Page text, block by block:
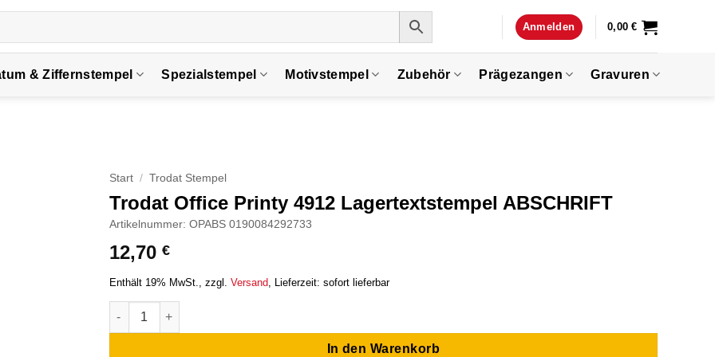
Anmelden 0,00€
& Ziffernstempel Spezialstempel Motivstempel Zubehör Prägezangen Gravuren
Start / Trodat Stempel
Trodat Office Printy 4912 Lagertextstempel ABSCHRIFT
Artikelnummer: OPABS 0190084292733
12,70 €
Enthält 19% MwSt. zzgl. Versand Lieferzeit: sofort lieferbar
Trodat Office Printy 4912 Lagertextstempel ABSCHRIFT Menge
In den Warenkorb